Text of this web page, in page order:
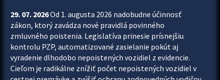
29. 07. 2026Od 1. augusta 2026 nadobudne účinnosť
zákon, ktorý zavádza nové pravidlá povinného
zmluvného poistenia. Legislatíva prinesie prísnejšiu
kontrolu PZP, automatizované zasielanie pokút aj
vyradenie dlhodobo nepoistených vozidiel z evidencie.
Cieľom je radikálne znížiť počet nepoistených vozidiel v